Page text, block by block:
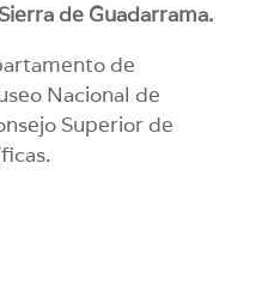
de Guadarrama.
de
Nacional de
Superior de